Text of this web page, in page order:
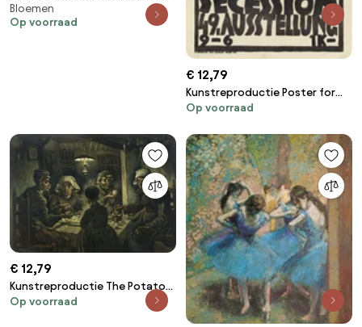
with the Rijnsburg Windmill,
1886, Claude Monet
Bloemen
Op voorraad
€ 12,79
Kunstreproductie Poster for
the Vienna Secession, 49th
Schiele
Op voorraad
€ 12,79
Kunstreproductie The Potato
Eaters, 1885, Vincent van Gogh
Op voorraad